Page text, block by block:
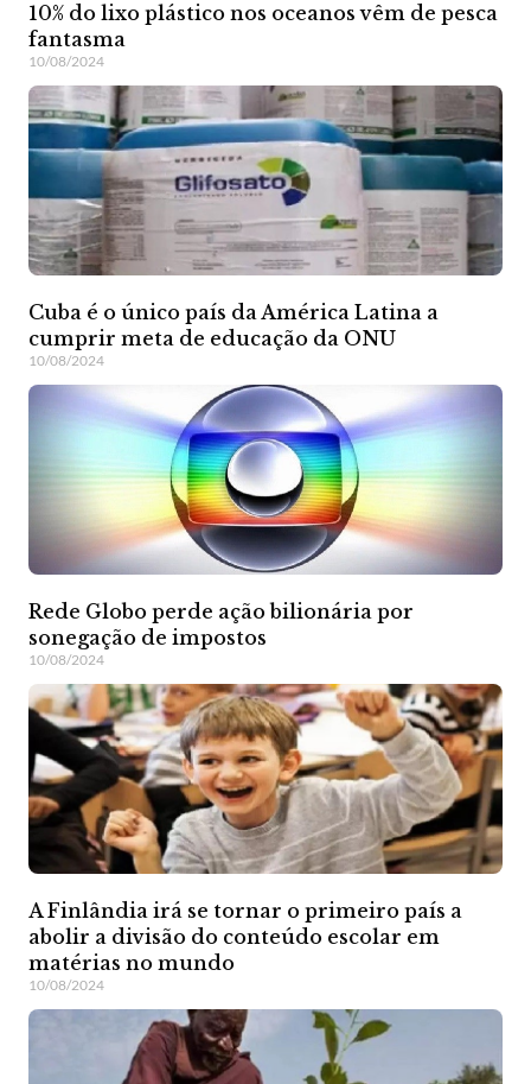
10% do lixo plástico nos oceanos vêm de pesca
fantasma
10/08/2024
Cuba é o único país da América Latina a
cumprir meta de educação da ONU
10/08/2024
Rede Globo perde ação bilionária por
sonegação de impostos
10/08/2024
A Finlândia irá se tornar o primeiro país a
abolir a divisão do conteúdo escolar em
matérias no mundo
10/08/2024